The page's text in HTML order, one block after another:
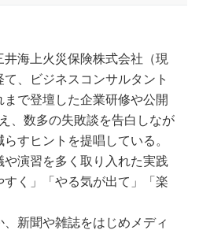
海上火災保険株式会社（現
、ビジネスコンサルタント
まで登壇した企業研修や公開
、数多の失敗談を告白しなが
すヒントを提唱している。
や演習を多く取り入れた実践
く」「やる気が出て」「楽
新聞や雑誌をはじめメディ